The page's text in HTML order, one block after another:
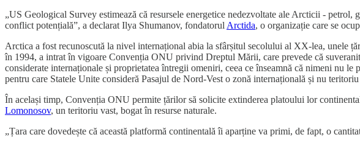
„US Geological Survey estimează că resursele energetice nedezvoltate ale Arcticii -
conflict potențială”, a declarat Ilya Shumanov, fondatorul Arctida, o organizație care se
Arctica a fost recunoscută la nivel internațional abia la sfârșitul secolului al XX-lea, unele
în 1994, a intrat în vigoare Convenția ONU privind Dreptul Mării, care prevede că
considerate internaționale și proprietatea întregii omeniri, ceea ce înseamnă că nimeni nu
pentru care Statele Unite consideră Pasajul de Nord-Vest o zonă internațională și nu
În același timp, Convenția ONU permite țărilor să solicite extinderea platoului lor
Lomonosov, un teritoriu vast, bogat în resurse naturale.
„Țara care dovedește că această platformă continentală îi aparține va primi, de fapt, o